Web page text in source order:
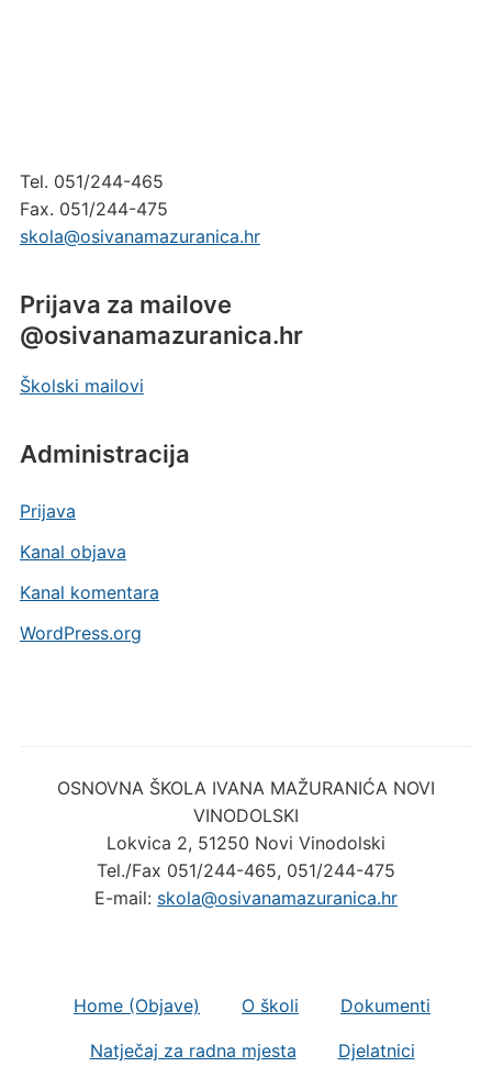
Tel. 051/244-465
Fax. 051/244-475
skola@osivanamazuranica.hr
Prijava za mailove
@osivanamazuranica.hr
Školski mailovi
Administracija
Prijava
Kanal objava
Kanal komentara
WordPress.org
OSNOVNA ŠKOLA IVANA MAŽURANIĆA NOVI
VINODOLSKI
Lokvica 2, 51250 Novi Vinodolski
Tel./Fax 051/244-465, 051/244-475
E-mail: skola@osivanamazuranica.hr
Home (Objave) O školi Dokumenti
Natječaj za radna mjesta Djelatnici